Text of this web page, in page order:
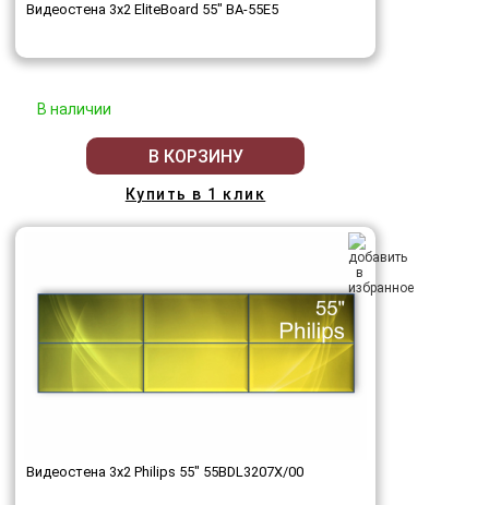
Видеостена 3x2 EliteBoard 55" BA-55E5
В наличии
В КОРЗИНУ
Купить в 1 клик
Видеостена 3x2 Philips 55" 55BDL3207X/00